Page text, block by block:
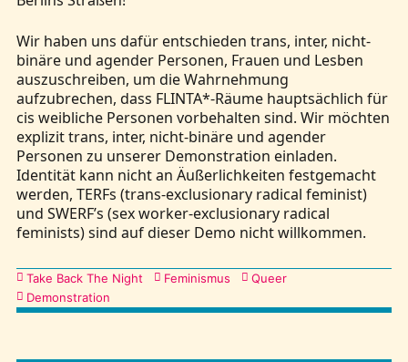
Wir haben uns dafür entschieden trans, inter, nicht-
binäre und agender Personen, Frauen und Lesben
auszuschreiben, um die Wahrnehmung
aufzubrechen, dass FLINTA*-Räume hauptsächlich für
cis weibliche Personen vorbehalten sind. Wir möchten
explizit trans, inter, nicht-binäre und agender
Personen zu unserer Demonstration einladen.
Identität kann nicht an Äußerlichkeiten festgemacht
werden, TERFs (trans-exclusionary radical feminist)
und SWERF’s (sex worker-exclusionary radical
feminists) sind auf dieser Demo nicht willkommen.
Kategorien
Take Back The Night Feminismus
Queer
Demonstration